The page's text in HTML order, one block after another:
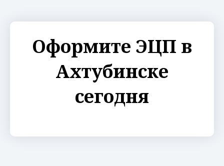
Оформите ЭЦП в
Ахтубинске
сегодня